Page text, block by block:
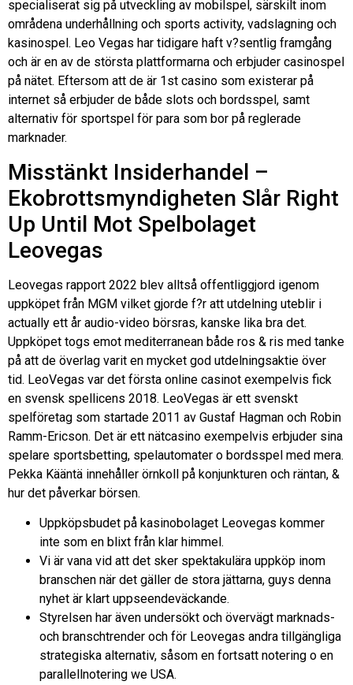
specialiserat sig på utveckling av mobilspel, särskilt inom
områdena underhållning och sports activity, vadslagning och
kasinospel. Leo Vegas har tidigare haft v?sentlig framgång
och är en av de största plattformarna och erbjuder casinospel
på nätet. Eftersom att de är 1st casino som existerar på
internet så erbjuder de både slots och bordsspel, samt
alternativ för sportspel för para som bor på reglerade
marknader.
Misstänkt Insiderhandel –
Ekobrottsmyndigheten Slår Right
Up Until Mot Spelbolaget
Leovegas
Leovegas rapport 2022 blev alltså offentliggjord igenom
uppköpet från MGM vilket gjorde f?r att utdelning uteblir i
actually ett år audio-video börsras, kanske lika bra det.
Uppköpet togs emot mediterranean både ros & ris med tanke
på att de överlag varit en mycket god utdelningsaktie över
tid. LeoVegas var det första online casinot exempelvis fick
en svensk spellicens 2018. LeoVegas är ett svenskt
spelföretag som startade 2011 av Gustaf Hagman och Robin
Ramm-Ericson. Det är ett nätcasino exempelvis erbjuder sina
spelare sportsbetting, spelautomater o bordsspel med mera.
Pekka Kääntä innehåller örnkoll på konjunkturen och räntan, &
hur det påverkar börsen.
Uppköpsbudet på kasinobolaget Leovegas kommer
inte som en blixt från klar himmel.
Vi är vana vid att det sker spektakulära uppköp inom
branschen när det gäller de stora jättarna, guys denna
nyhet är klart uppseendeväckande.
Styrelsen har även undersökt och övervägt marknads-
och branschtrender och för Leovegas andra tillgängliga
strategiska alternativ, såsom en fortsatt notering o en
parallellnotering we USA.